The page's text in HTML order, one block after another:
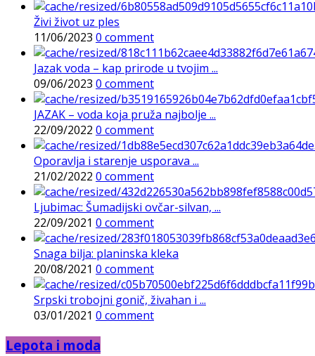
Živi život uz ples
11/06/2023 0 comment
Jazak voda – kap prirode u tvojim ...
09/06/2023 0 comment
JAZAK – voda koja pruža najbolje ...
22/09/2022 0 comment
Oporavlja i starenje usporava ...
21/02/2022 0 comment
Ljubimac: Šumadijski ovčar-silvan, ...
22/09/2021 0 comment
Snaga bilja: planinska kleka
20/08/2021 0 comment
Srpski trobojni gonič, živahan i ...
03/01/2021 0 comment
Lepota i moda